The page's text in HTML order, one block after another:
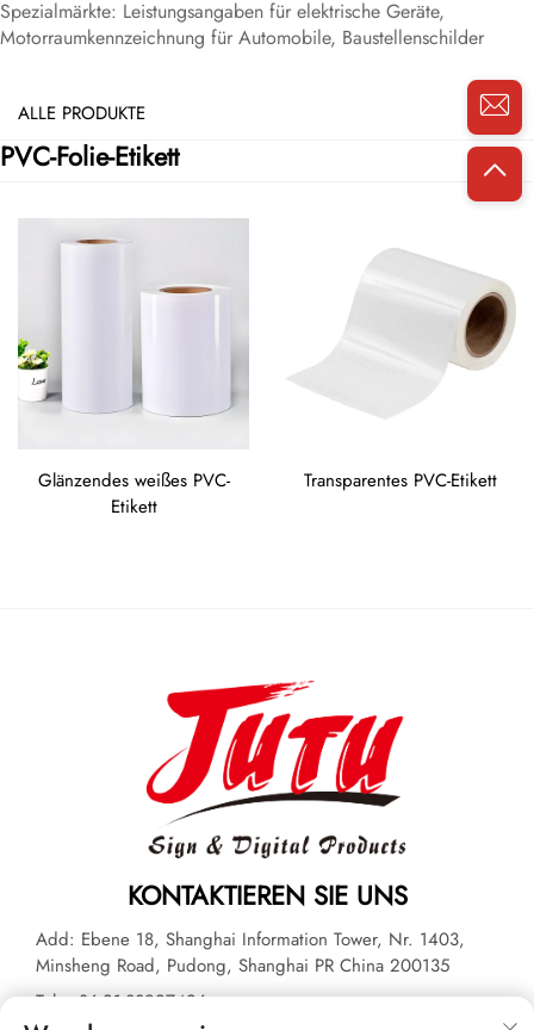
Spezialmärkte: Leistungsangaben für elektrische Geräte,
Motorraumkennzeichnung für Automobile, Baustellenschilder
ALLE PRODUKTE
PVC-Folie-Etikett
Glänzendes weißes PVC-
Etikett
Transparentes PVC-Etikett
KONTAKTIEREN SIE UNS
Add: Ebene 18, Shanghai Information Tower, Nr. 1403,
Minsheng Road, Pudong, Shanghai PR China 200135
Tel.:+86-21-33927426